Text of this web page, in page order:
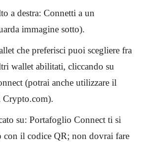
a destra: Connetti a un
immagine sotto).
che preferisci puoi scegliere fra
wallet abilitati, cliccando su
(potrai anche utilizzare il
Crypto.com).
su: Portafoglio Connect ti si
con il codice QR; non dovrai fare